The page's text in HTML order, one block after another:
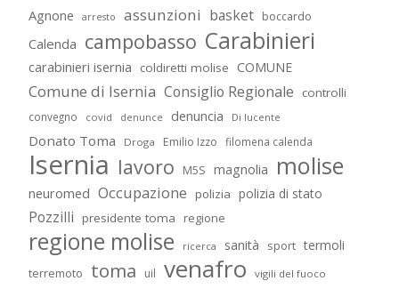
Agnone arresto assunzioni basket boccardo
Calenda campobasso Carabinieri
carabinieri isernia coldiretti molise COMUNE
Comune di Isernia Consiglio Regionale controlli
convegno covid denunce denuncia Di lucente
Donato Toma Droga Emilio Izzo filomena calenda
Isernia lavoro M5S magnolia molise
neuromed Occupazione polizia polizia di stato
Pozzilli presidente toma regione
regione molise ricerca sanità sport termoli
terremoto toma uil venafro vigili del fuoco